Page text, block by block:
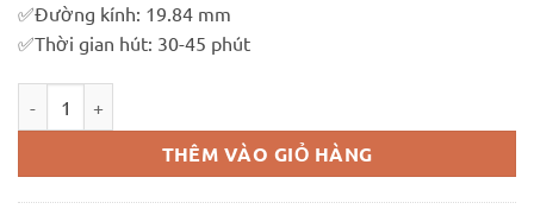
✅Đường kính: 19.84 mm
✅Thời gian hút: 30-45 phút
THÊM VÀO GIỎ HÀNG